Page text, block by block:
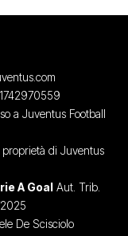
a Juventus Football
di Juventus
A Goal Aut. Trib.
De Scisciolo